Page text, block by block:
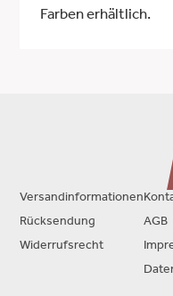
Farben erhältlich.
Versandinformationen
Rücksendung
Widerrufsrecht
AGB